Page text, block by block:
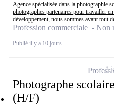
Agence spécialisée dans la photographie
photographes partenaires pour travailler
développement, nous sommes avant tout
Profession commerciale - Non
Publié il y a 10 jours
Photographe
(H/F)